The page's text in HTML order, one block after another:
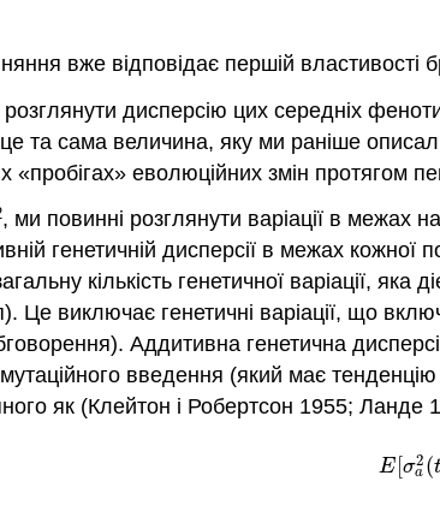
вже відповідає першій властивості
розглянути дисперсію цих середніх
та сама величина, яку ми раніше
«пробігах» еволюційних змін протягом
, ми повинні розглянути варіації в
генетичній дисперсії в межах кожної
кількість генетичної варіації,
Це виключає генетичні варіації, що
. Аддитивна генетична
введення (який має
як (Клейтон і Робертсон 1955; Ланде
E σ2
a (t
(3.3.2)E [